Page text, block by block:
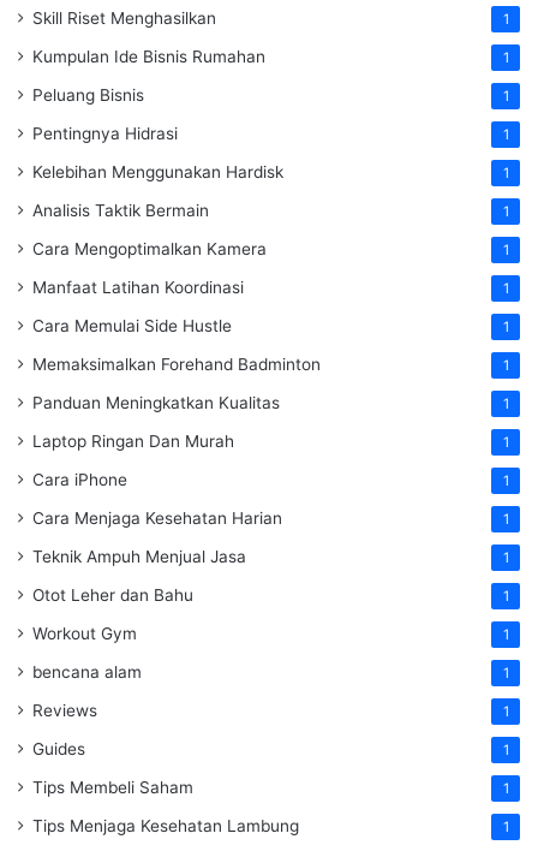
Skill Riset Menghasilkan 1
Kumpulan Ide Bisnis Rumahan 1
Peluang Bisnis 1
Pentingnya Hidrasi 1
Kelebihan Menggunakan Hardisk 1
Analisis Taktik Bermain 1
Cara Mengoptimalkan Kamera 1
Manfaat Latihan Koordinasi 1
Cara Memulai Side Hustle 1
Memaksimalkan Forehand Badminton 1
Panduan Meningkatkan Kualitas 1
Laptop Ringan Dan Murah 1
Cara iPhone 1
Cara Menjaga Kesehatan Harian 1
Teknik Ampuh Menjual Jasa 1
Otot Leher dan Bahu 1
Workout Gym 1
bencana alam 1
Reviews 1
Guides 1
Tips Membeli Saham 1
Tips Menjaga Kesehatan Lambung 1